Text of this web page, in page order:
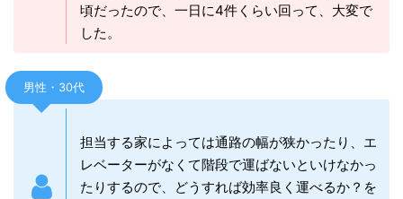
頃だったので、一日に4件くらい回って、大変で
した。
男性・30代
担当する家によっては通路の幅が狭かったり、エ
レベーターがなくて階段で運ばないといけなかっ
たりするので、どうすれば効率良く運べるか？を